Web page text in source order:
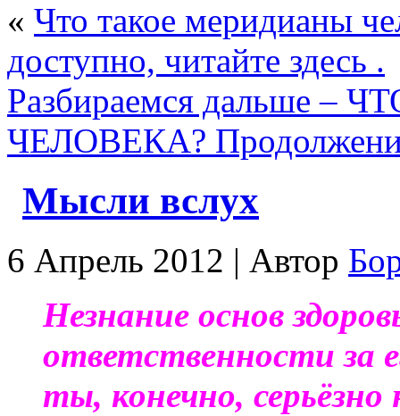
« Что такое меридианы
доступно, читайте здесь .
Разбираемся дальше
ЧЕЛОВЕКА?
Мысли вслух
6 Апрель 2012 | Автор
Незнание основ
ответственности за
ты, конечно,